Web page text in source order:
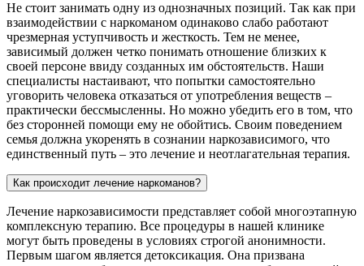
Не стоит занимать одну из однозначных позиций. Так как при
взаимодействии с наркоманом одинаково слабо работают
чрезмерная уступчивость и жесткость. Тем не менее,
зависимый должен четко понимать отношение близких к
своей персоне ввиду созданных им обстоятельств. Наши
специалисты настаивают, что попытки самостоятельно
уговорить человека отказаться от употребления веществ –
практически бессмысленны. Но можно убедить его в том, что
без сторонней помощи ему не обойтись. Своим поведением
семья должна укоренять в сознании наркозависимого, что
единственный путь – это лечение и неотлагательная терапия.
Как происходит лечение наркоманов?
Лечение наркозависимости представляет собой многоэтапную
комплексную терапию. Все процедуры в нашей клинике
могут быть проведены в условиях строгой анонимности.
Первым шагом является детоксикация. Она призвана